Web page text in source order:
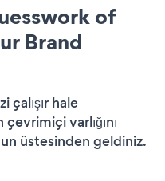
of
Brand
hale
varlığını
üstesinden geldiniz.